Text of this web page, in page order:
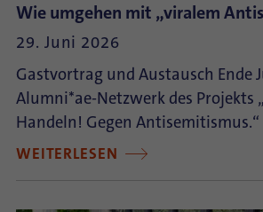
Wie umgehen mit „viralem
29. Juni 2026
Gastvortrag und Austausch Ende
Alumni*ae-Netzwerk des Projekts
Handeln! Gegen Antisemitismus.“
WEITERLESEN